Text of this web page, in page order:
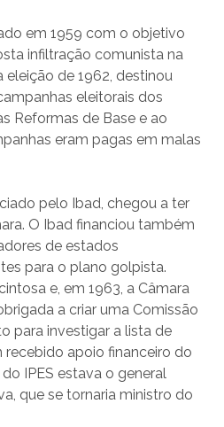
em 1959 com o objetivo
infiltração comunista na
eleição de 1962, destinou
eleitorais dos
Reformas de Base e ao
eram pagas em malas
pelo Ibad, chegou a ter
O Ibad financiou também
de estados
para o plano golpista.
e, em 1963, a Câmara
a criar uma Comissão
para investigar a lista de
apoio financeiro do
IPES estava o general
que se tornaria ministro do